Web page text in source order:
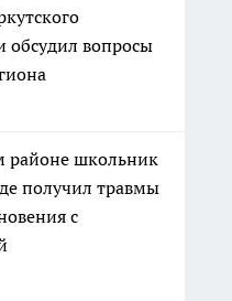
обсудил вопросы
районе школьник
получил травмы
с